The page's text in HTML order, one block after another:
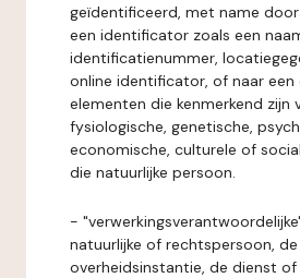
geïdentificeerd, met name
een identificator zoals een
identificatienummer,
online identificator, of naar een
elementen die kenmerkend zijn
fysiologische, genetische,
economische, culturele of
die natuurlijke persoon.
-
natuurlijke of rechtspersoon, de
overheidsinstantie, de dienst of